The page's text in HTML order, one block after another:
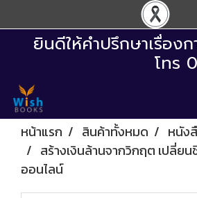
ยินดีให้คำปรึกษาเรื่อง
โทร
หน้าแรก สินค้าทั้งหมด
หนัง
สร้างเงินล้านจากวิกฤต เปลี่ย
ออนไลน์